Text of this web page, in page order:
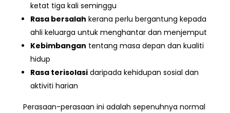
ketat tiga kali seminggu
Rasa bersalah kerana perlu bergantung kepada
ahli keluarga untuk menghantar dan menjemput
Kebimbangan tentang masa depan dan kualiti
hidup
Rasa terisolasidaripada kehidupan sosial dan
aktiviti harian
Perasaan-perasaan ini adalah sepenuhnya normal